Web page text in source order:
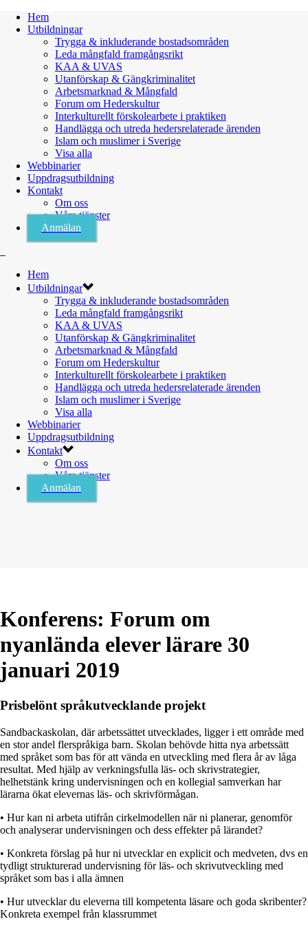
Hem
Utbildningar
Trygga & inkluderande bostadsområden
Leda mångfald framgångsrikt
KAA & UVAS
Utanförskap & Gängkriminalitet
Arbetsmarknad & Mångfald
Forum om Hederskultur
Interkulturellt förskolearbete i praktiken
Handlägga och utreda hedersrelaterade ärenden
Islam och muslimer i Sverige
Visa alla
Webbinarier
Uppdragsutbildning
Kontakt
Om oss
Våra tjänster
Anmälan
Hem
Utbildningar
Trygga & inkluderande bostadsområden
Leda mångfald framgångsrikt
KAA & UVAS
Utanförskap & Gängkriminalitet
Arbetsmarknad & Mångfald
Forum om Hederskultur
Interkulturellt förskolearbete i praktiken
Handlägga och utreda hedersrelaterade ärenden
Islam och muslimer i Sverige
Visa alla
Webbinarier
Uppdragsutbildning
Kontakt
Om oss
Våra tjänster
Anmälan
Konferens: Forum om
nyanlända elever lärare 30
januari 2019
Prisbelönt språkutvecklande projekt
Sandbackaskolan, där arbetssättet utvecklades, ligger i ett område med
en stor andel flerspråkiga barn. Skolan behövde hitta nya arbetssätt
med språket som bas för att vända en utveckling med flera år av låga
resultat. Med hjälp av verkningsfulla läs- och skrivstrategier,
helhetstänk kring undervisningen och en kollegial samverkan har
lärarna ökat elevernas läs- och skrivförmågan.
• Hur kan ni arbeta utifrån cirkelmodellen när ni planerar, genomför
och analyserar undervisningen och dess effekter på lärandet?
• Konkreta förslag på hur ni utvecklar en explicit och medveten, dvs en
tydligt strukturerad undervisning för läs- och skrivutveckling med
språket som bas i alla ämnen
• Hur utvecklar du eleverna till kompetenta läsare och goda skribenter?
Konkreta exempel från klassrummet